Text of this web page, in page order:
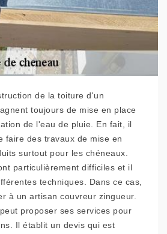
de la toiture d'un
toujours de mise en place
de l'eau de pluie. En fait, il
faire des travaux de mise en
surtout pour les chéneaux.
particulièrement difficiles et il
techniques. Dans ce cas,
à un artisan couvreur zingueur.
proposer ses services pour
Il établit un devis qui est